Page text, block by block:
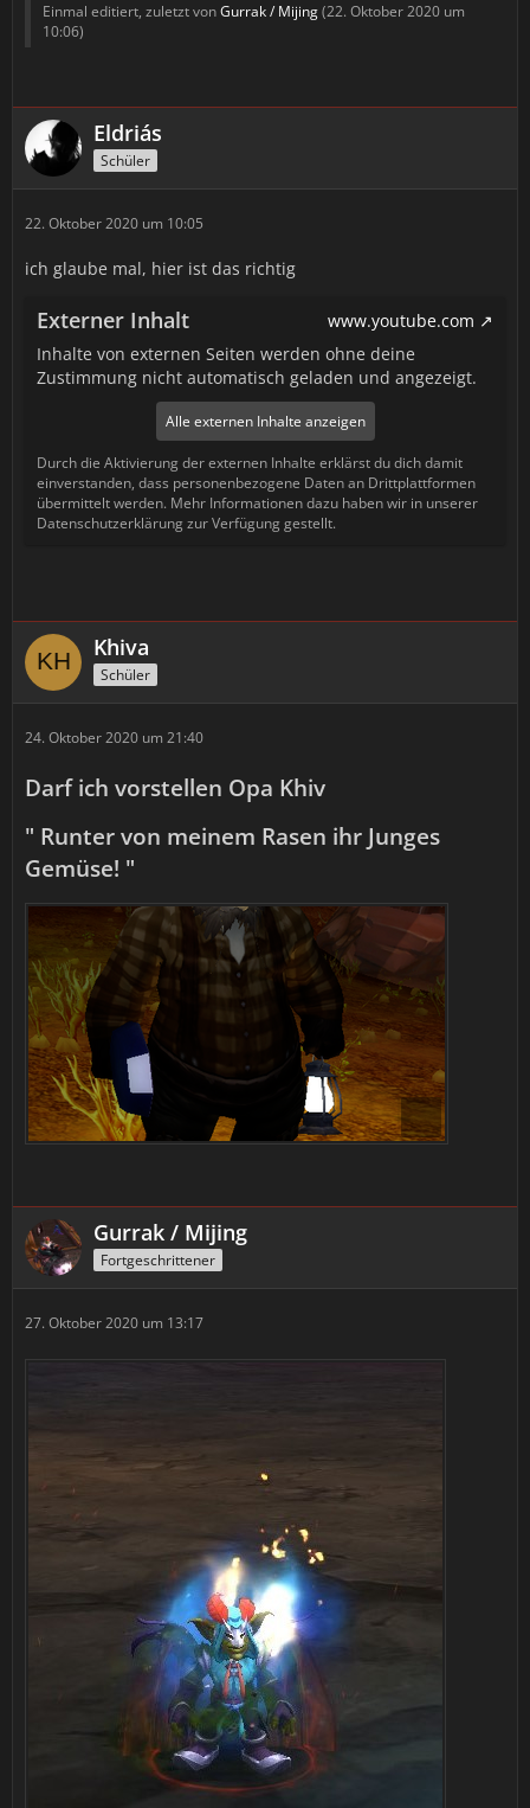
Einmal editiert, zuletzt vonGurrak / Mijing(22. Oktober 2020 um
10:06)
Eldriás
Schüler
22. Oktober 2020 um 10:05
ich glaube mal, hier ist das richtig
Externer Inhalt
www.youtube.com
Inhalte von externen Seiten werden ohne deine
Zustimmung nicht automatisch geladen und angezeigt.
Alle externen Inhalte anzeigen
Durch die Aktivierung der externen Inhalte erklärst du dich damit
einverstanden, dass personenbezogene Daten an Drittplattformen
übermittelt werden. Mehr Informationen dazu haben wir in unserer
Datenschutzerklärung zur Verfügung gestellt.
Khiva
Schüler
24. Oktober 2020 um 21:40
Darf ich vorstellen Opa Khiv
" Runter von meinem Rasen ihr Junges
Gemüse! "
Gurrak / Mijing
Fortgeschrittener
27. Oktober 2020 um 13:17